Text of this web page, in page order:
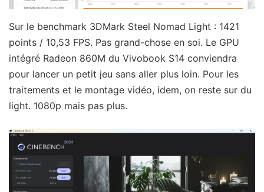
Sur le benchmark 3DMark Steel Nomad Light : 1421
points / 10,53 FPS. Pas grand-chose en soi. Le GPU
intégré Radeon 860M du Vivobook S14 conviendra
pour lancer un petit jeu sans aller plus loin. Pour les
traitements et le montage vidéo, idem, on reste sur du
light. 1080p mais pas plus.